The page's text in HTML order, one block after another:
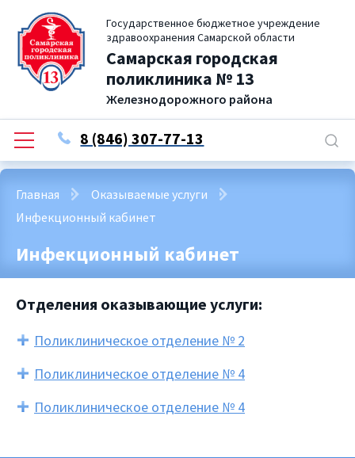
Государственное бюджетное учреждение
здравоохранения Самарской области
Самарская городская
поликлиника № 13
Железнодорожного района
8 (846) 307-77-13
Главная
Оказываемые услуги
Инфекционный кабинет
Инфекционный кабинет
Отделения оказывающие услуги:
Поликлиническое отделение № 2
Поликлиническое отделение № 4
Поликлиническое отделение № 4